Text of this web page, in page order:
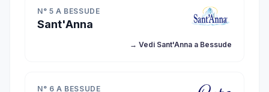
N° 5 A BESSUDE
Sant'Anna
→ Vedi Sant'Anna a Bessude
N° 6 A BESSUDE